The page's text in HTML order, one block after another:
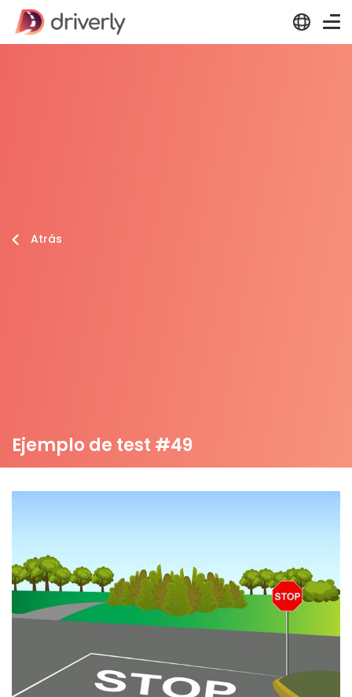
Atrás
Ejemplo de test #49